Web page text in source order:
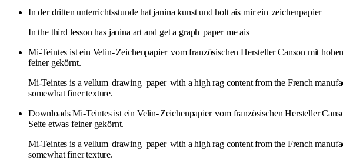
In der dritten unterrichtsstunde hat janina kunst und holt ais mir ein zeichenpapier
In the third lesson has janina art and get a graph paper me ais
Mi-Teintes ist ein Velin-Zeichenpapier vom französischen Hersteller Canson mit
feiner gekörnt.
Mi-Teintes is a vellum drawing paper with a high rag content from the French
somewhat finer texture.
Downloads Mi-Teintes ist ein Velin-Zeichenpapier vom französischen Hersteller
Seite etwas feiner gekörnt.
Mi-Teintes is a vellum drawing paper with a high rag content from the French
somewhat finer texture.